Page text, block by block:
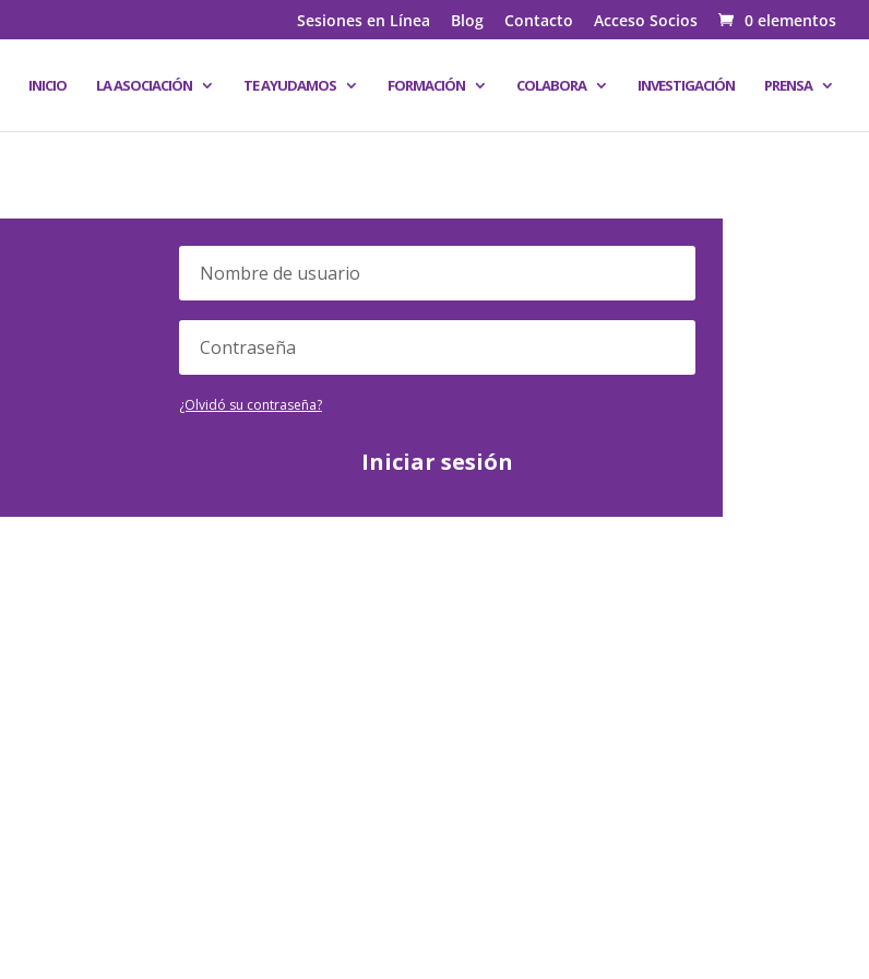
Sesiones en Línea Blog Contacto Acceso Socios 0 elementos
INICIO LA ASOCIACIÓN TE AYUDAMOS FORMACIÓN COLABORA INVESTIGACIÓN PRENSA
¿Olvidó su contraseña?
Iniciar sesión